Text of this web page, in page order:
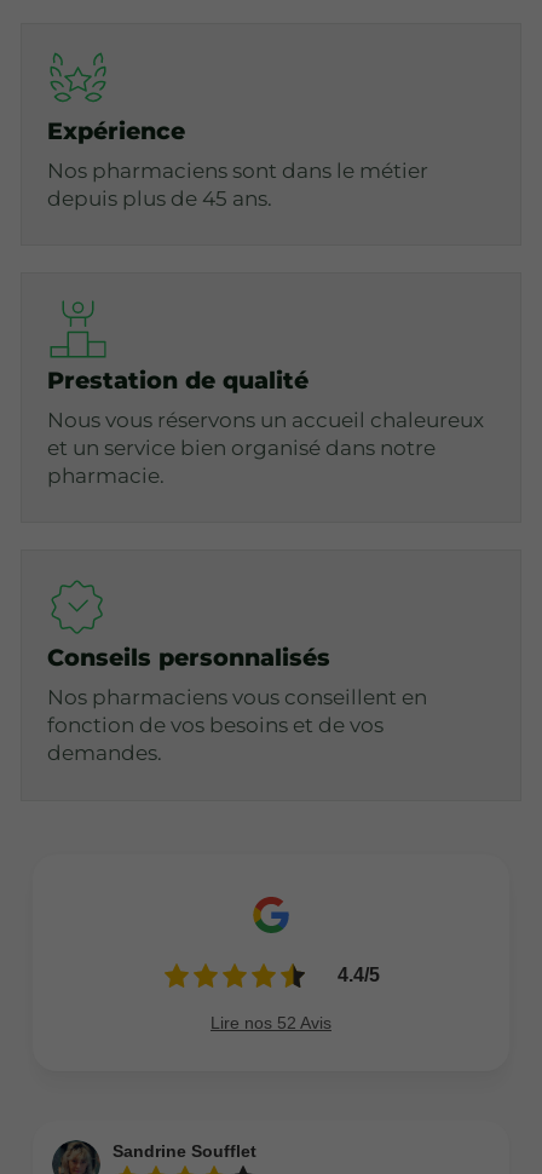
Expérience
Nos pharmaciens sont dans le métier
depuis plus de 45 ans.
Prestation de qualité
Nous vous réservons un accueil chaleureux
et un service bien organisé dans notre
pharmacie.
Conseils personnalisés
Nos pharmaciens vous conseillent en
fonction de vos besoins et de vos
demandes.